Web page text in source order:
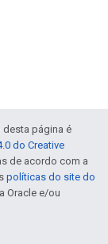
desta página é
do Creative
de acordo com a
políticas do site do
Oracle e/ou